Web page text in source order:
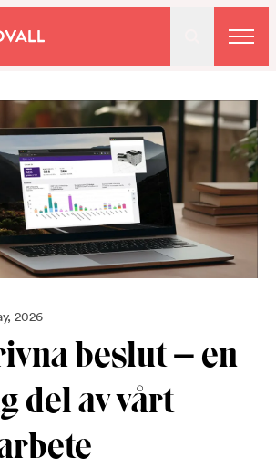
parkering
2026
beslut – en
del av vårt